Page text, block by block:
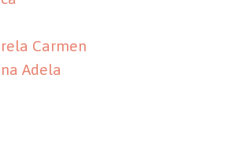
Carmen
Adela